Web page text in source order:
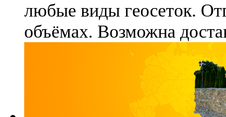
любые виды геосеток.
объёмах. Возможна